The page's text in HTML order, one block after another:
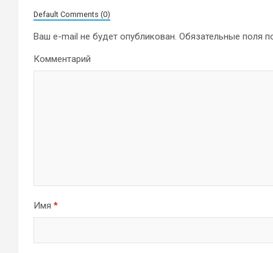
Default Comments (0)
Ваш e-mail не будет опубликован. Обязательные поля
Комментарий
Имя *